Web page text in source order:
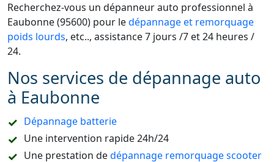
Recherchez-vous un dépanneur auto professionnel à
Eaubonne (95600) pour ledépannage et remorquage
poids lourds, etc.., assistance 7 jours /7 et 24 heures /
24.
Nos services de dépannage auto
à Eaubonne
Dépannage batterie
Une intervention rapide 24h/24
Une prestation dedépannage remorquage scooter